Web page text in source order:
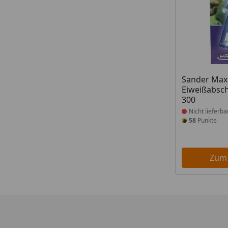
Sander
300
Produkt
Nicht
58 Punkte